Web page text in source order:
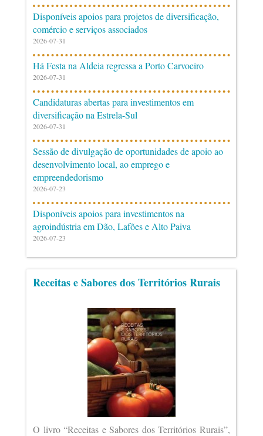
Disponíveis apoios para projetos de diversificação,
comércio e serviços associados
2026-07-31
Há Festa na Aldeia regressa a Porto Carvoeiro
2026-07-31
Candidaturas abertas para investimentos em
diversificação na Estrela-Sul
2026-07-31
Sessão de divulgação de oportunidades de apoio ao
desenvolvimento local, ao emprego e
empreendedorismo
2026-07-23
Disponíveis apoios para investimentos na
agroindústria em Dão, Lafões e Alto Paiva
2026-07-23
Receitas e Sabores dos Territórios Rurais
O livro “Receitas e Sabores dos Territórios Rurais”,